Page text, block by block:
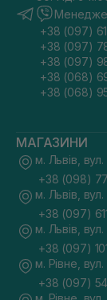
+38 (097)
+38 (097)
+38 (097)
+38 (068)
+38 (068)
МАГАЗИНИ
м. Львів,
+38 (098)
м. Львів,
+38 (097)
м. Львів,
+38 (097)
м. Рівне,
+38 (097)